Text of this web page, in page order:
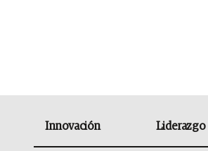
Innovación Liderazgo